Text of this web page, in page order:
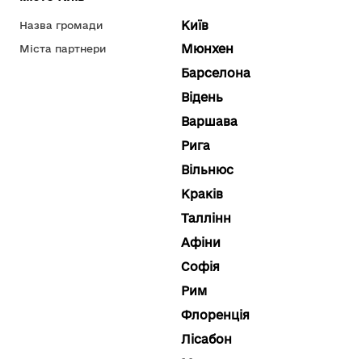
Назва громади Київ
Міста партнери
Мюнхен
Барселона
Відень
Варшава
Рига
Вільнюс
Краків
Таллінн
Афіни
Софія
Рим
Флоренція
Лісабон